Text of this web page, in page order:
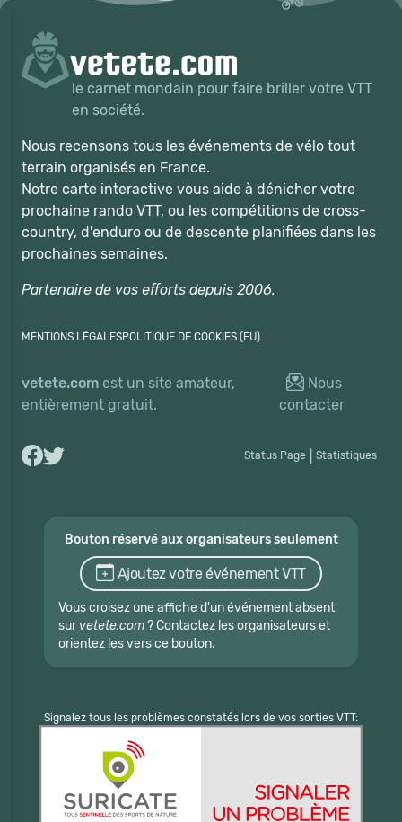
le carnet mondain pour faire briller votre VTT
en société.
Nous recensons tous les événements de vélo tout
terrain organisés en France.
Notre carte interactive vous aide à dénicher votre
prochaine rando VTT, ou les compétitions de cross-
country, d'enduro ou de descente planifiées dans les
prochaines semaines.
Partenaire de vos efforts depuis 2006.
MENTIONS LÉGALESPOLITIQUE DE COOKIES (EU)
vetete.com est un site amateur,
entièrement gratuit.
Nous
contacter
Status Page Statistiques
Bouton réservé aux organisateurs seulement
Ajoutez votre événement VTT
Vous croisez une affiche d'un événement absent
sur vetete.com? Contactez les organisateurs et
orientez les vers ce bouton.
Signalez tous les problèmes constatés lors de vos sorties VTT: